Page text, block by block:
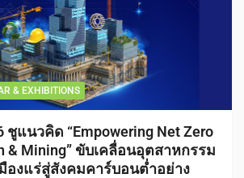
& EXHIBITIONS
ชูแนวคิด “Empowering Net Zero
& Mining” ขับเคลื่อนอุตสาหกรรม
องแร่สู่สังคมคาร์บอนต่ำอย่าง